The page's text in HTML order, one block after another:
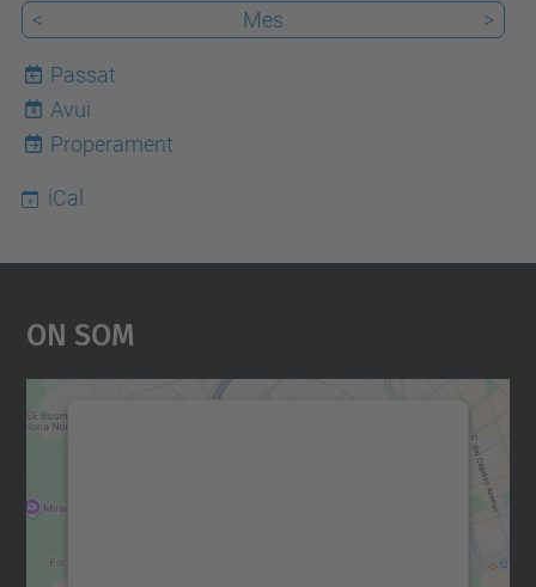
<
Mes >
Passat
8
Avui
Properament
iCal
On Som